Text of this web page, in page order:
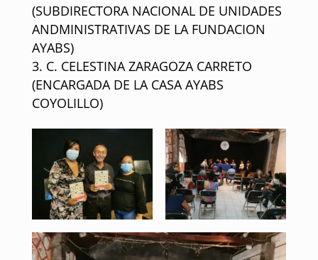
(SUBDIRECTORA NACIONAL DE UNIDADES
ANDMINISTRATIVAS DE LA FUNDACION
AYABS)
C. CELESTINA ZARAGOZA CARRETO
(ENCARGADA DE LA CASA AYABS
COYOLILLO)